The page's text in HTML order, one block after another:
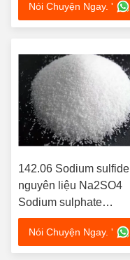
Nói Chuyện Ngay. '
142.06 Sodium sulfide
nguyên liệu Na2SO4
Sodium sulphate
Powder 7757-82-6
Nói Chuyện Ngay. '